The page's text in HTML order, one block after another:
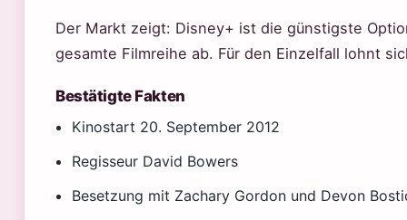
Der Markt zeigt: Disney+ ist die günstigste
gesamte Filmreihe ab. Für den Einzelfall lohnt
Bestätigte Fakten
Kinostart 20. September 2012
Regisseur David Bowers
Besetzung mit Zachary Gordon und Devon